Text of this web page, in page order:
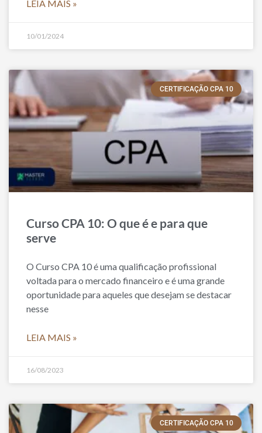
LEIA MAIS »
10/01/2024
CERTIFICAÇÃO CPA 10
Curso CPA 10: O que é e para que
serve
O Curso CPA 10 é uma qualificação profissional
voltada para o mercado financeiro e é uma grande
oportunidade para aqueles que desejam se destacar
nesse
LEIA MAIS »
16/08/2023
CERTIFICAÇÃO CPA 10